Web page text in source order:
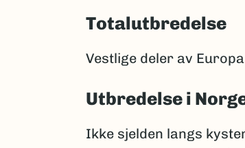
Totalutbredelse
Vestlige deler av
Utbredelse i
Ikke sjelden langs